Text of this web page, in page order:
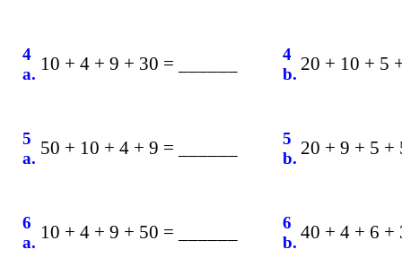
4
a. 10 + 4 + 9 + 30 = ______
4
b. 20 + 10 + 5
5
a. 50 + 10 + 4 + 9 = ______
5
b. 20 + 9 + 5 +
6
a. 10 + 4 + 9 + 50 = ______
6
b. 40 + 4 + 6 +